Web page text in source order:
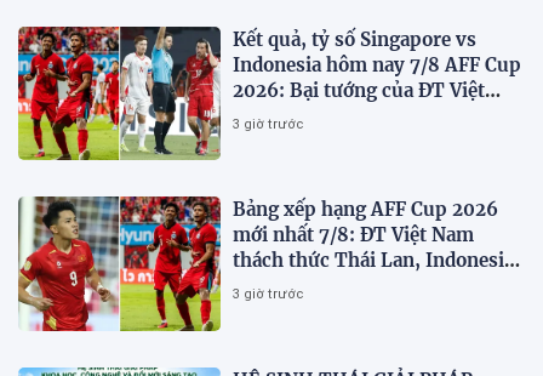
Kết quả, tỷ số Singapore vs
Indonesia hôm nay 7/8 AFF Cup
2026: Bại tướng của ĐT Việt
nam dừng bước sớm
3 giờ trước
Bảng xếp hạng AFF Cup 2026
mới nhất 7/8: ĐT Việt Nam
thách thức Thái Lan, Indonesia
dừng bước
3 giờ trước